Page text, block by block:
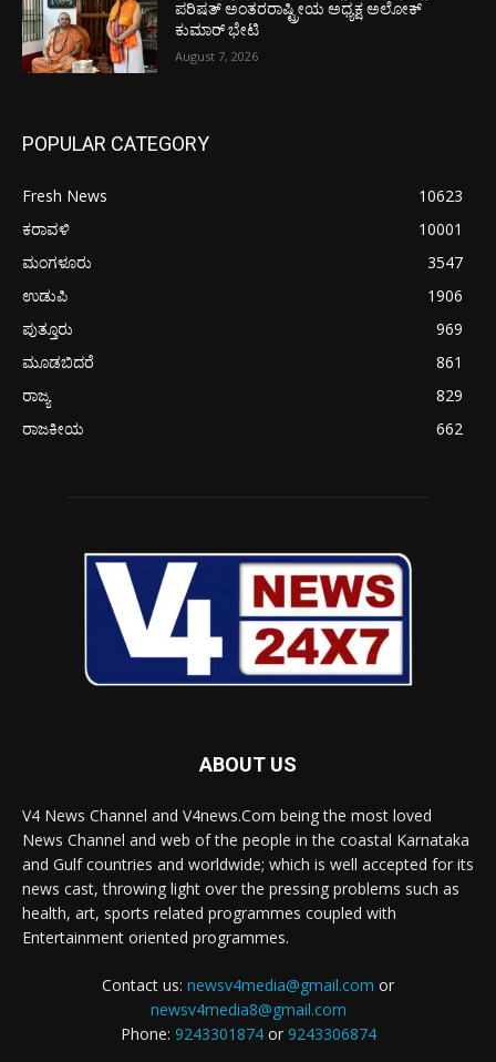
ಪರಿಷತ್ ಅಂತರರಾಷ್ಟ್ರೀಯ ಅಧ್ಯಕ್ಷ ಅಲೋಕ್
ಕುಮಾರ್ ಭೇಟಿ
August 7, 2026
POPULAR CATEGORY
Fresh News
10623
ಕರಾವಳಿ
10001
ಮಂಗಳೂರು
3547
ಉಡುಪಿ
1906
ಪುತ್ತೂರು
969
ಮೂಡಬಿದರೆ
861
ರಾಜ್ಯ
829
ರಾಜಕೀಯ
662
ABOUT US
V4 News Channel and V4news.Com being the most loved
News Channel and web of the people in the coastal Karnataka
and Gulf countries and worldwide; which is well accepted for its
news cast, throwing light over the pressing problems such as
health, art, sports related programmes coupled with
Entertainment oriented programmes.
Contact us: newsv4media@gmail.com or
newsv4media8@gmail.com
Phone: 9243301874or 9243306874